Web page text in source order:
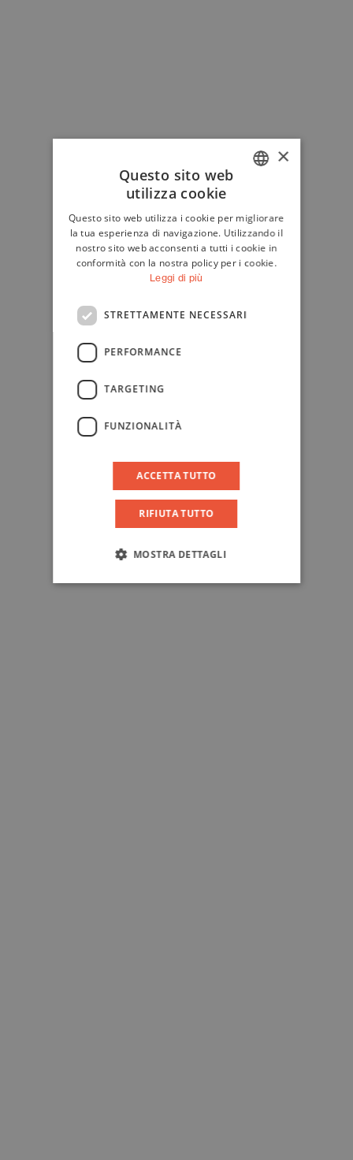
ENGLISH
×
Questo sito web
utilizza cookie
Questo sito web utilizza i cookie per migliorare
la tua esperienza di navigazione. Utilizzando il
nostro sito web acconsenti a tutti i cookie in
conformità con la nostra policy per i cookie.
Leggi di più
STRETTAMENTE NECESSARI
PERFORMANCE
TARGETING
FUNZIONALITÀ
ACCETTA TUTTO
RIFIUTA TUTTO
MOSTRA DETTAGLI